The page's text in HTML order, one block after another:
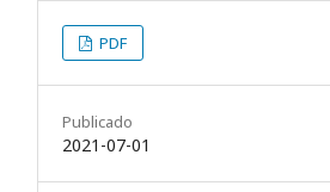
PDF
Publicado
2021-07-01